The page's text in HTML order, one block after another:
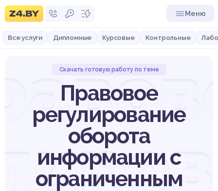
Меню
Все услуги Дипломные Курсовые Контрольные
Скачать готовую работу по теме
Правовое
регулирование
оборота
информации с
ограниченным